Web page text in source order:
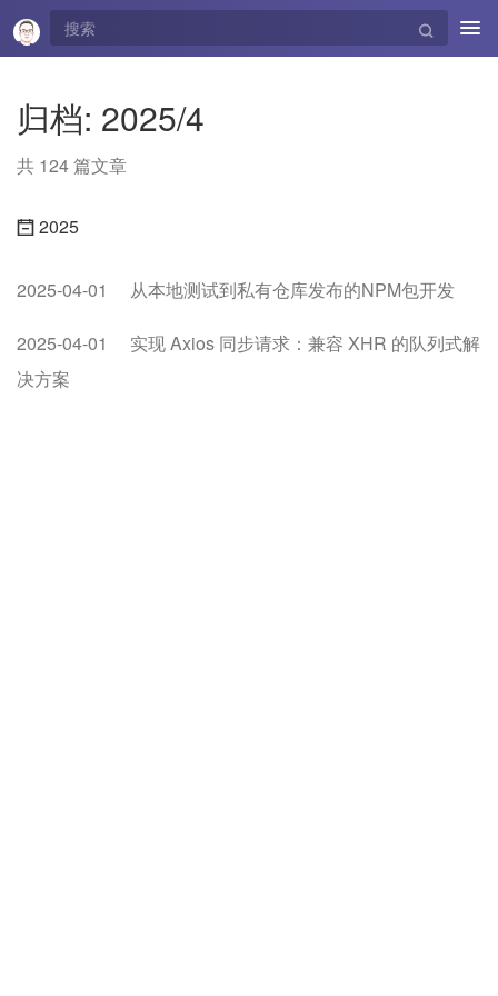
归档: 2025/4
共 124 篇文章
2025
2025-04-01 从本地测试到私有仓库发布的NPM包开发
2025-04-01
实现 Axios 同步请求：兼容 XHR 的队列式解
决方案